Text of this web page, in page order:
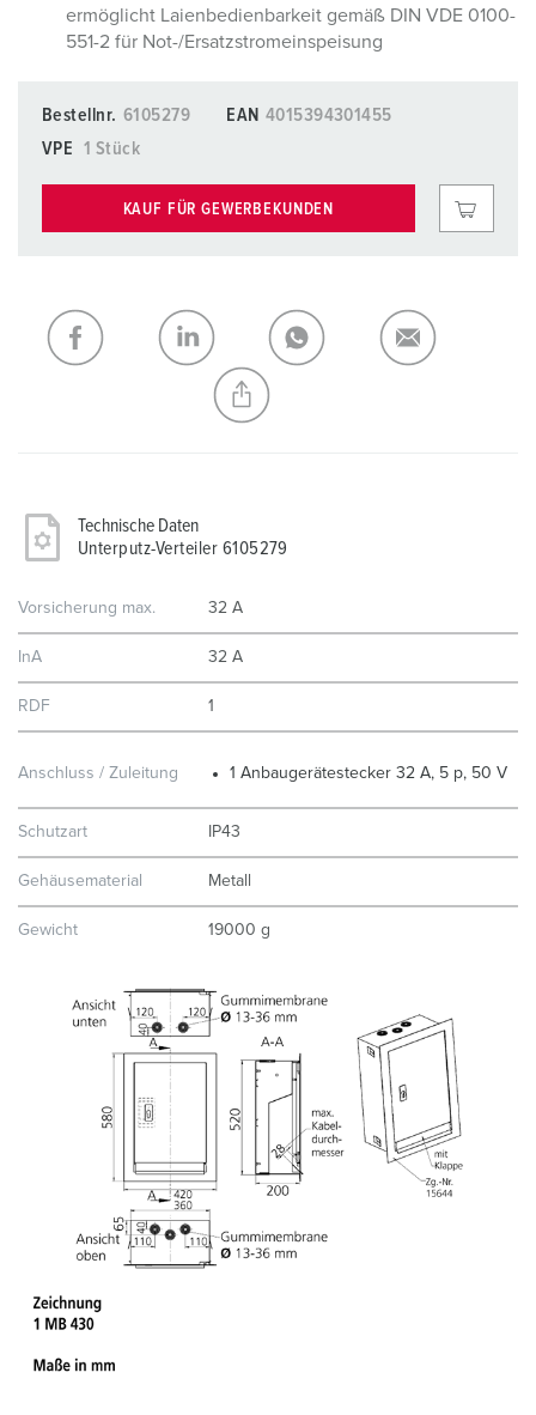
ermöglicht Laienbedienbarkeit gemäß DIN VDE 0100-
551-2 für Not-/Ersatzstromeinspeisung
Bestellnr. 6105279 EAN 4015394301455
VPE
1 Stück
KAUF FÜR GEWERBEKUNDEN
Technische Daten
Unterputz-Verteiler 6105279
Vorsicherung max. 32 A
InA 32 A
RDF 1
Anschluss / Zuleitung 1 Anbaugerätestecker 32 A, 5 p, 50 V
Schutzart IP43
Gehäusematerial Metall
Gewicht 19000 g